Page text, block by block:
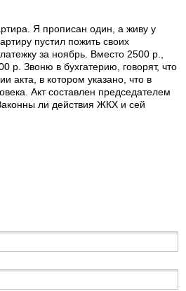
Я прописан один, а живу у
пустил пожить своих
за ноябрь. Вместо 2500 р.,
р. Звоню в бухгатерию, говорят, что
акта, в котором указано, что в
Акт составлен председателем
ли действия ЖКХ и сей